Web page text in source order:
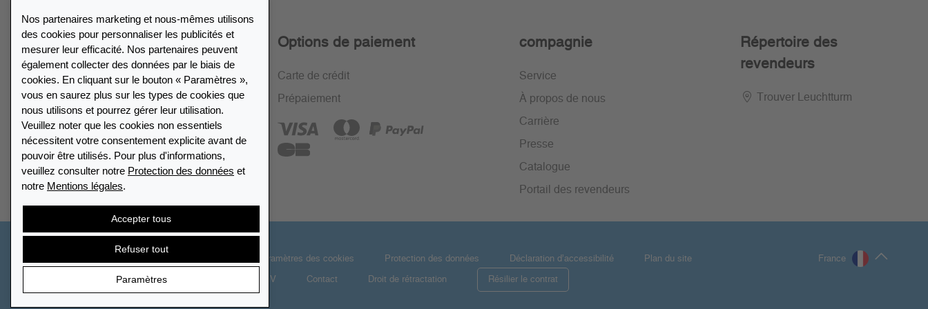
Service
Politique de retour de 30 jours
Cryptage SSL
FAQ
Options de paiement
Carte de crédit
Prépaiement
compagnie
Service
À propos de nous
Carrière
Presse
Catalogue
Portail des revendeurs
Répertoire des
revendeurs
Trouver Leuchtturm
Nos partenaires marketing et nous-mêmes utilisons
des cookies pour personnaliser les publicités et
mesurer leur efficacité. Nos partenaires peuvent
également collecter des données par le biais de
cookies. En cliquant sur le bouton « Paramètres »,
vous en saurez plus sur les types de cookies que
nous utilisons et pourrez gérer leur utilisation.
Veuillez noter que les cookies non essentiels
nécessitent votre consentement explicite avant de
pouvoir être utilisés. Pour plus d'informations,
veuillez consulter notre Protection des données et
notre Mentions légales.
Accepter tous
Refuser tout
Paramètres
France
Paramètres des cookies Protection des données Déclaration d’accessibilité Plan du site
CGV Contact Droit de rétractation Résilier le contrat